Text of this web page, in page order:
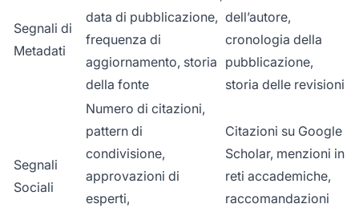
Segnali di
Metadati
data di pubblicazione,
frequenza di
aggiornamento, storia
della fonte
dell’autore,
cronologia della
pubblicazione,
storia delle revisioni
Segnali
Sociali
Numero di citazioni,
pattern di
condivisione,
approvazioni di
esperti,
Citazioni su Google
Scholar, menzioni in
reti accademiche,
raccomandazioni